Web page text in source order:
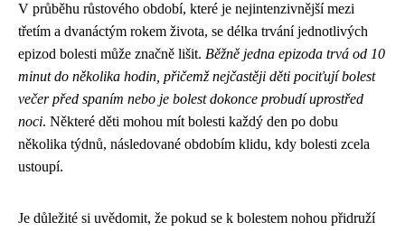
V průběhu růstového období, které je nejintenzivnější mezi
třetím a dvanáctým rokem života, se délka trvání jednotlivých
epizod bolesti může značně lišit. Běžně jedna epizoda trvá od 10
minut do několika hodin, přičemž nejčastěji děti pociťují bolest
večer před spaním nebo je bolest dokonce probudí uprostřed
noci. Některé děti mohou mít bolesti každý den po dobu
několika týdnů, následované obdobím klidu, kdy bolesti zcela
ustoupí.
Je důležité si uvědomit, že pokud se k bolestem nohou přidruží